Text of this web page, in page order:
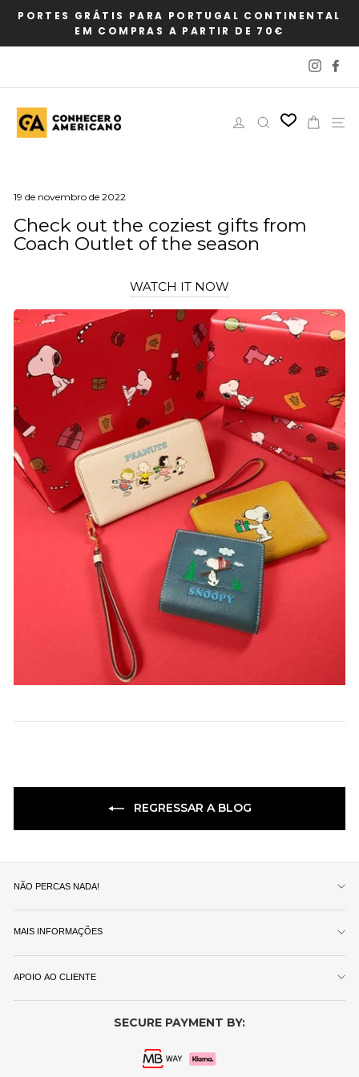
Pular
o
PORTES GRÁTIS PARA PORTUGAL CONTINENTAL
EM COMPRAS A PARTIR DE 70€
Iniciar sessão
Pesquisar
19 de novembro de 2022
Check out the coziest gifts from
Coach Outlet of the season
WATCH IT NOW
REGRESSAR A BLOG
NÃO PERCAS NADA!
MAIS INFORMAÇÕES
APOIO AO CLIENTE
SECURE PAYMENT BY: